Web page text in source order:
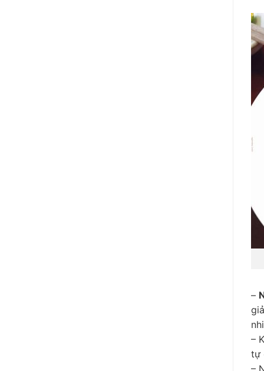
–
–
tự
–